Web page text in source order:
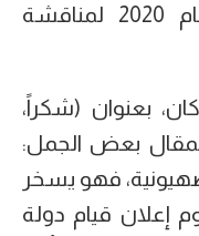
الصهيوني الثامن والثلاثين عام 2020 لمناقشة
بعنوان (شكراً،
بعض الجمل:
فهو يسخر
إعلان قيام دولة